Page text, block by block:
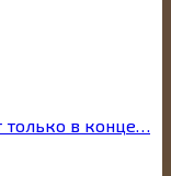
только в конце…